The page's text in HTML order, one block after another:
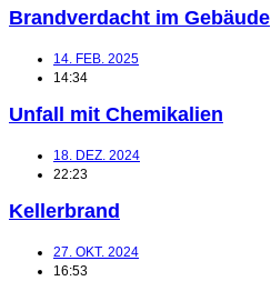
Brandverdacht im Gebäude
14. FEB. 2025
14:34
Unfall mit Chemikalien
18. DEZ. 2024
22:23
Kellerbrand
27. OKT. 2024
16:53